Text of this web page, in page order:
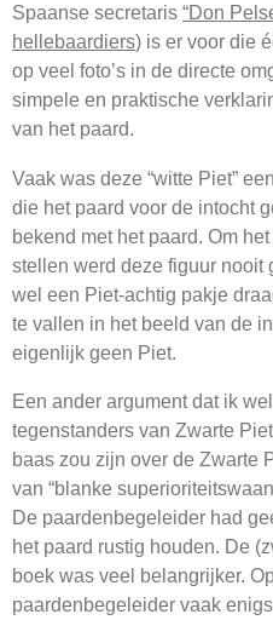
Spaanse secretaris “Don
hellebaardiers) is er voor die
op veel foto’s in de directe
simpele en praktische
van het paard.
Vaak was deze “witte Piet”
die het paard voor de intocht
bekend met het paard. Om
stellen werd deze figuur nooit
wel een Piet-achtig pakje
te vallen in het beeld van de
eigenlijk geen Piet.
Een ander argument dat ik
tegenstanders van Zwarte
baas zou zijn over de Zwarte
van “blanke
De paardenbegeleider had
het paard rustig houden. De
boek was veel belangrijker.
paardenbegeleider vaak